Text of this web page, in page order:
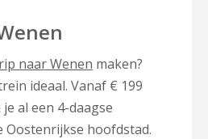
naar Wenen maken?
ideaal. Vanaf € 199
al een 4-daagse
Oostenrijkse hoofdstad.